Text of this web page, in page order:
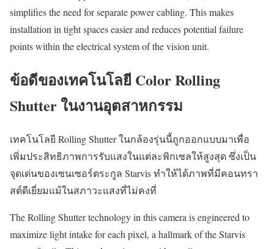
simplifies the need for separate power cabling. This makes
installation in tight spaces easier and reduces potential failure
points within the electrical system of the vision unit.
ข้อดีของเทคโนโลยี Color Rolling
Shutter ในงานอุตสาหกรรม
เทคโนโลยี Rolling Shutter ในกล้องรุ่นนี้ถูกออกแบบมาเพื่อ
เพิ่มประสิทธิภาพการรับแสงในแต่ละพิกเซลให้สูงสุด ซึ่งเป็น
จุดเด่นของเซนเซอร์ตระกูล Starvis ทำให้ได้ภาพที่มีคอนทรา
สต์ดีเยี่ยมแม้ในสภาวะแสงที่ไม่คงที่
The Rolling Shutter technology in this camera is engineered to
maximize light intake for each pixel, a hallmark of the Starvis